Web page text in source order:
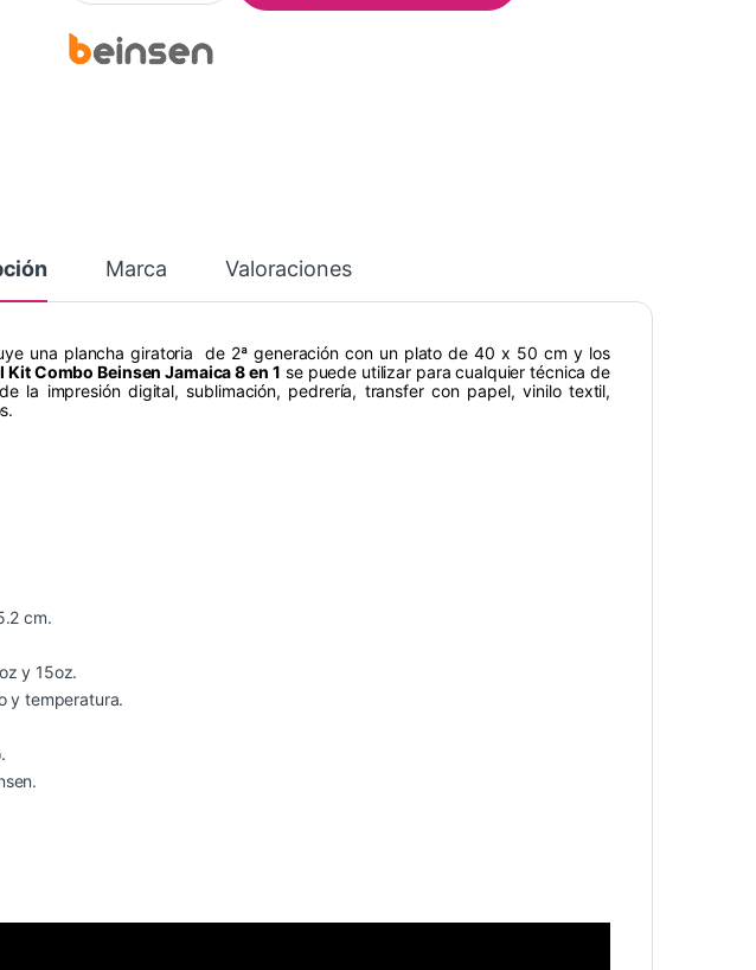
Marca Valoraciones
una plancha giratoria de 2ª generación con un plato de 40 x 50 cm y los
Kit Combo Beinsen Jamaica 8 en 1 se puede utilizar para cualquier técnica de
la impresión digital, sublimación, pedrería, transfer con papel, vinilo textil,
cm.
y 15oz.
y temperatura.